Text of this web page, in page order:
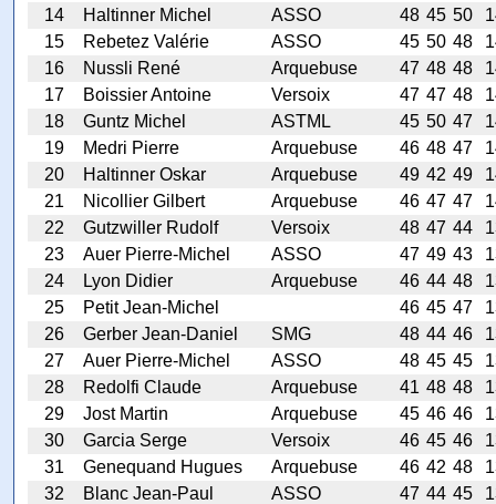
14
Haltinner Michel ASSO 48 45 50
15
Rebetez Valérie ASSO 45 50 48
16
Nussli René Arquebuse 47 48 48
17
Boissier Antoine Versoix 47 47 48
18
Guntz Michel ASTML 45 50 47
19
Medri Pierre Arquebuse 46 48 47
20
Haltinner Oskar Arquebuse 49 42 49
21
Nicollier Gilbert Arquebuse 46 47 47
22
Gutzwiller Rudolf Versoix 48 47 44
23
Auer Pierre-Michel ASSO 47 49 43
24
Lyon Didier Arquebuse 46 44 48
25
Petit Jean-Michel 46 45 47
26
Gerber Jean-Daniel SMG 48 44 46
27
Auer Pierre-Michel ASSO 48 45 45
28
Redolfi Claude Arquebuse 41 48 48
29
Jost Martin Arquebuse 45 46 46
30
Garcia Serge Versoix 46 45 46
31
Genequand Hugues Arquebuse 46 42 48
32
Blanc Jean-Paul ASSO 47 44 45